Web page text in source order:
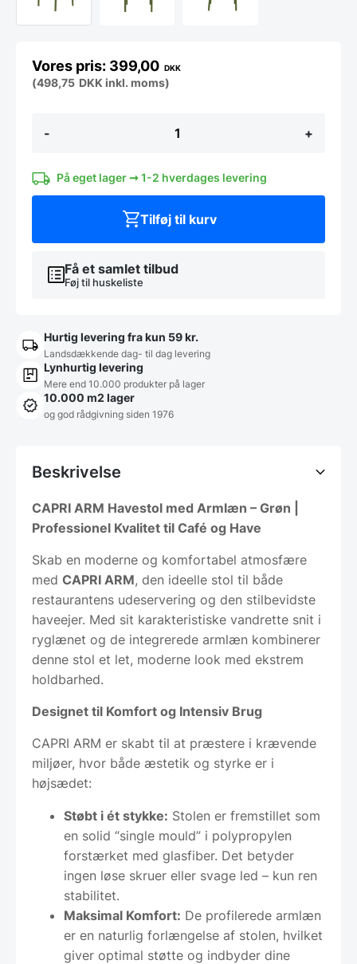
-
Cafestol
bestandig
+
399,00 DKK
(498,75 DKK inkl. moms)
På eget lager ➞ 1-2 hverdages levering
Få et samlet tilbud
Føj til huskeliste
Tilføj til kurv
Hurtig levering fra kun 59 kr.
Landsdækkende dag- til dag levering
Lynhurtig levering
Mere end 10.000 produkter på lager
10.000 m2 lager
og god rådgivning siden 1976
Beskrivelse
CAPRI ARM Havestol med Armlæn – Grøn |
Professionel Kvalitet til Café og Have
Skab en moderne og komfortabel atmosfære
med CAPRI ARM, den ideelle stol til både
restaurantens udeservering og den stilbevidste
haveejer. Med sit karakteristiske vandrette snit i
ryglænet og de integrerede armlæn kombinerer
denne stol et let, moderne look med ekstrem
holdbarhed.
Designet til Komfort og Intensiv Brug
CAPRI ARM er skabt til at præstere i krævende
miljøer, hvor både æstetik og styrke er i
højsædet:
Støbt i ét stykke: Stolen er fremstillet som
en solid “single mould” i polypropylen
forstærket med glasfiber. Det betyder
ingen løse skruer eller svage led – kun ren
stabilitet.
Maksimal Komfort: De profilerede armlæn
er en naturlig forlængelse af stolen, hvilket
giver optimal støtte og indbyder dine